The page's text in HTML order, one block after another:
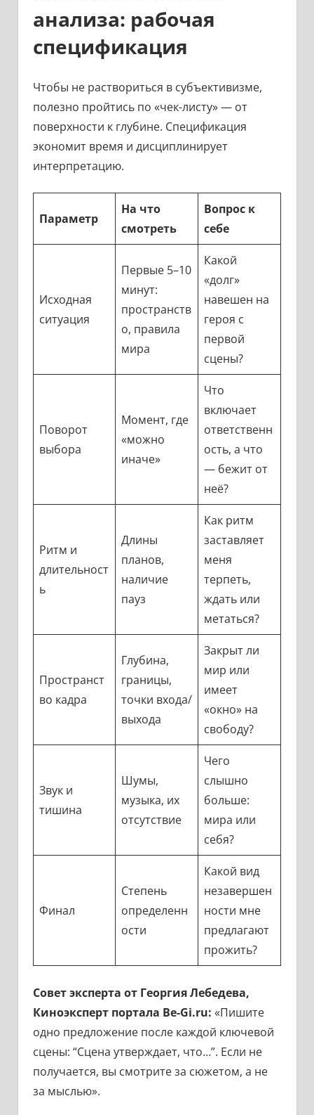
анализа: рабочая
спецификация
Чтобы не раствориться в субъективизме,
полезно пройтись по «чек-листу» — от
поверхности к глубине. Спецификация
экономит время и дисциплинирует
интерпретацию.
Параметр
На что
смотреть
Вопрос к
себе
Исходная
ситуация
Первые 5–10
минут:
пространств
о, правила
мира
Какой
«долг»
навешен на
героя с
первой
сцены?
Поворот
выбора
Момент, где
«можно
иначе»
Что
включает
ответственн
ость, а что
— бежит от
неё?
Ритм и
длительност
ь
Длины
планов,
наличие
пауз
Как ритм
заставляет
меня
терпеть,
ждать или
метаться?
Пространст
во кадра
Глубина,
границы,
точки входа/
выхода
Закрыт ли
мир или
имеет
«окно» на
свободу?
Звук и
тишина
Шумы,
музыка, их
отсутствие
Чего
слышно
больше:
мира или
себя?
Финал
Степень
определенн
ости
Какой вид
незавершен
ности мне
предлагают
прожить?
Совет эксперта от Георгия Лебедева,
Киноэксперт портала Be-Gi.ru: «Пишите
одно предложение после каждой ключевой
сцены: “Сцена утверждает, что…”. Если не
получается, вы смотрите за сюжетом, а не
за мыслью».